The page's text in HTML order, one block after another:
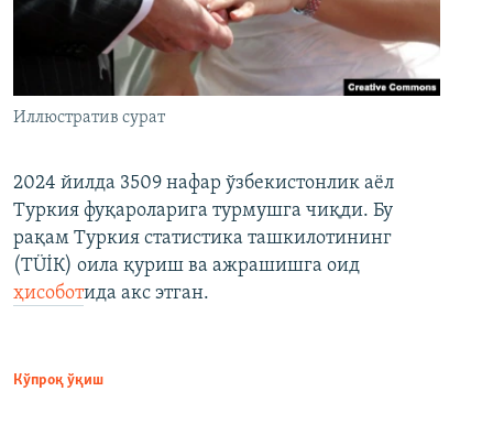
Иллюстратив сурат
2024 йилда 3509 нафар ўзбекистонлик аёл
Туркия фуқароларига турмушга чиқди. Бу
рақам Туркия статистика ташкилотининг
(ТÜİК) оила қуриш ва ажрашишга оид
ҳисоботида акс этган.
Кўпроқ ўқиш